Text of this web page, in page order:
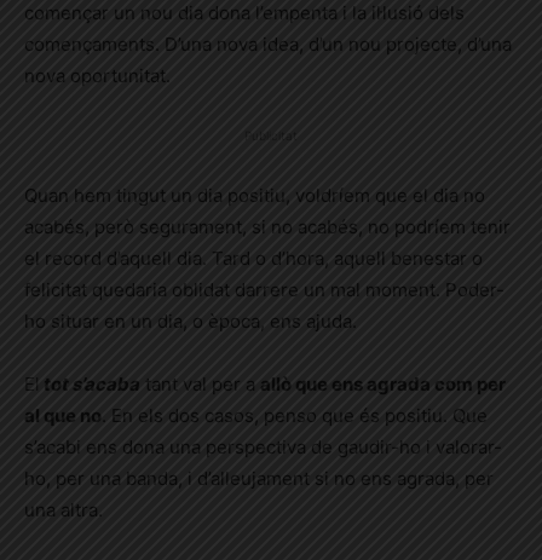
començar un nou dia dona l’empenta i la il·lusió dels
començaments. D’una nova idea, d’un nou projecte, d’una
nova oportunitat.
Quan hem tingut un dia positiu, voldríem que el dia no
acabés, però segurament, si no acabés, no podríem tenir
el record d’aquell dia. Tard o d’hora, aquell benestar o
felicitat quedaria oblidat darrere un mal moment. Poder-
ho situar en un dia, o època, ens ajuda.
El tot s’acaba tant val per a allò que ens agrada com per
al que no. En els dos casos, penso que és positiu. Que
s’acabi ens dona una perspectiva de gaudir-ho i valorar-
ho, per una banda, i d’alleujament si no ens agrada, per
una altra.